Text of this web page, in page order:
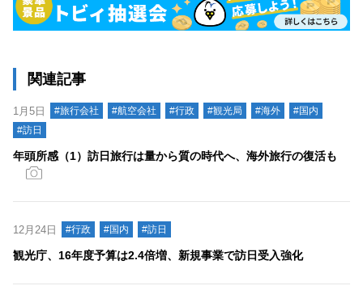
関連記事
1月5日 #旅行会社 #航空会社 #行政 #観光局 #海外
#国内
#訪日
年頭所感（1）訪日旅行は量から質の時代へ、海外旅行の復活も
12月24日 #行政 #国内 #訪日
観光庁、16年度予算は2.4倍増、新規事業で訪日受入強化